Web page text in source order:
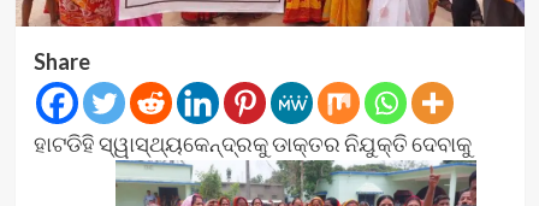
Share
ହାଟଡିହି ସ୍ୱାସ୍ଥ୍ୟକେନ୍ଦ୍ରକୁ ଡାକ୍ତର ନିଯୁକ୍ତି ଦେବାକୁ